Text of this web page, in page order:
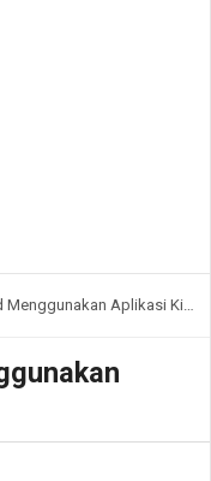
Aplikasi KingRoot